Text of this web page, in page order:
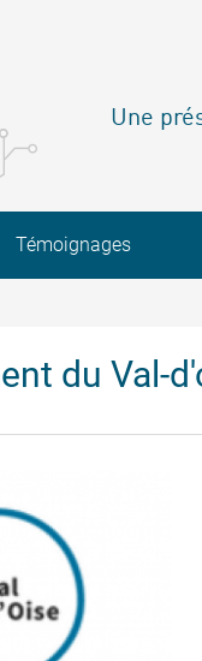
Une
Témoignages
du Val-